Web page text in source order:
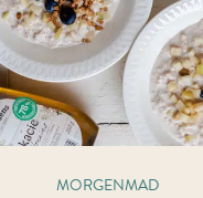
MORGENMAD